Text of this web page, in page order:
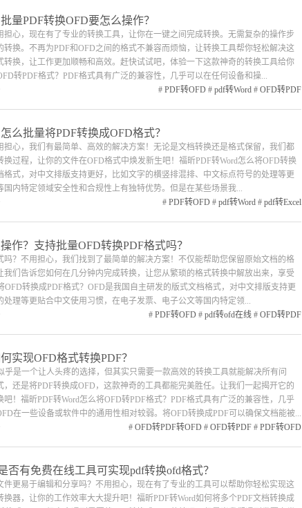
量PDF转换OFD要怎么操作？
心，现在有了专业的转换工具，让你在一键之间完成转换。无需复杂的操作步
换。不再为PDF和OFD之间的格式不兼容而烦恼，让转换工具帮你轻松解决这
换，让工作更加顺畅和高效。赶快试试吧，体验一下这款神奇的转换工具给你
转PDF格式？PDF格式具有广泛的兼容性，几乎可以在任何设备和操...
# PDF转OFD # pdf转Word # OFD转PDF
么批量将PDF转换成OFD格式？
心，我们有最简单、高效的解决方案！无论是文档转换还是格式保留，我们都
过程，让你的文件在OFD格式中焕发新生吧！福昕PDF转Word怎么将OFD转换
式，对中文排版支持更好，比如文字的横竖排混排、中文标点符号的处理等更
内特定领域安全性和合规性上有独特优势。但是在某些场景我...
# PDF转OFD # pdf转Word # pdf转Excel
作？支持批量OFD转换PDF格式吗？
？不用担心，我们找到了最简单的解决方案！不仅能帮助您保留原始文档的格
们告诉您如何在几分钟内完成转换，让您从繁琐的格式转换中解放出来，享受
OFD转换成PDF格式？OFD是我国自主研发的版式文档格式，对中文排版支持更
理等更贴合中文使用习惯，在电子发票、电子公文等国内特定领...
# PDF转OFD # pdf转ofd在线 # OFD转PDF
实现OFD格式转换PDF？
是一个让人头疼的选择，但其实只需要一款高效的转换工具就能解决所有问
还是将PDF转换成OFD，这款神奇的工具都能完美胜任。让我们一起揭开它的
！福昕PDF转Word怎么将OFD转PDF格式？PDF格式具有广泛的兼容性，几乎
在一些设备或软件中的通用性相对较弱。将OFD转换成PDF可以确保文档能被...
# OFD转PDF转OFD # OFD转PDF # PDF转OFD
否有免费在线工具可实现pdf转换ofd格式？
更易于编辑和分享吗？不用担心，现在有了专业的工具可以帮助你轻松实现这
器，让你的工作效率大大提升吧！福昕PDF转Word如何将多个PDF文档转换成